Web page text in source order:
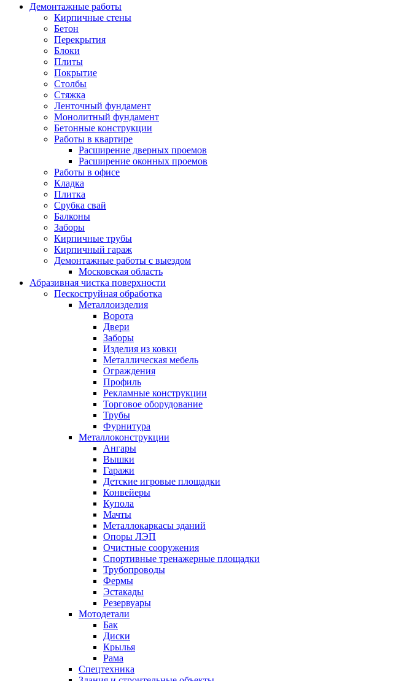
Демонтажные работы
Кирпичные стены
Бетон
Перекрытия
Блоки
Плиты
Покрытие
Столбы
Стяжка
Ленточный фундамент
Монолитный фундамент
Бетонные конструкции
Работы в квартире
Расширение дверных проемов
Расширение оконных проемов
Работы в офисе
Кладка
Плитка
Срубка свай
Балконы
Заборы
Кирпичные трубы
Кирпичный гараж
Демонтажные работы с выездом
Московская область
Абразивная чистка поверхности
Пескоструйная обработка
Металлоизделия
Ворота
Двери
Заборы
Изделия из ковки
Металлическая мебель
Ограждения
Профиль
Рекламные конструкции
Торговое оборудование
Трубы
Фурнитура
Металлоконструкции
Ангары
Вышки
Гаражи
Детские игровые площадки
Конвейеры
Купола
Мачты
Металлокаркасы зданий
Опоры ЛЭП
Очистные сооружения
Спортивные тренажерные площадки
Трубопроводы
Фермы
Эстакады
Резервуары
Мотодетали
Бак
Диски
Крылья
Рама
Спецтехника